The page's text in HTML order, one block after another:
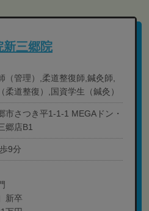
新三郷院
（管理）,柔道整復師,鍼灸師,
柔道整復）,国資学生（鍼灸）
市さつき平1-1-1 MEGAドン・
郷店B1
9分
新卒